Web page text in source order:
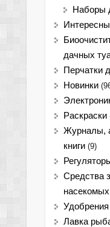
Наборы
дачных
Перчатки
Новинки
Раскраски
Журналы,
книги (9)
Средства
Удобрения
Лавка